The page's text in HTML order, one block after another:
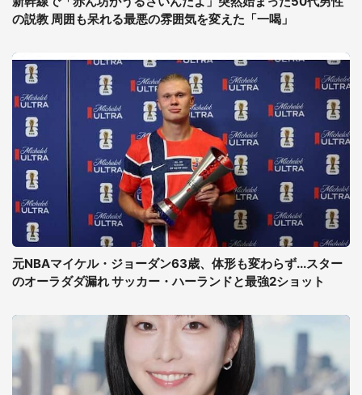
の説教 周囲も呆れる最悪の雰囲気を変えた「一喝」
元NBAマイケル・ジョーダン63歳、体形も変わらず...スター
のオーラダダ漏れ サッカー・ハーランドと最強2ショット